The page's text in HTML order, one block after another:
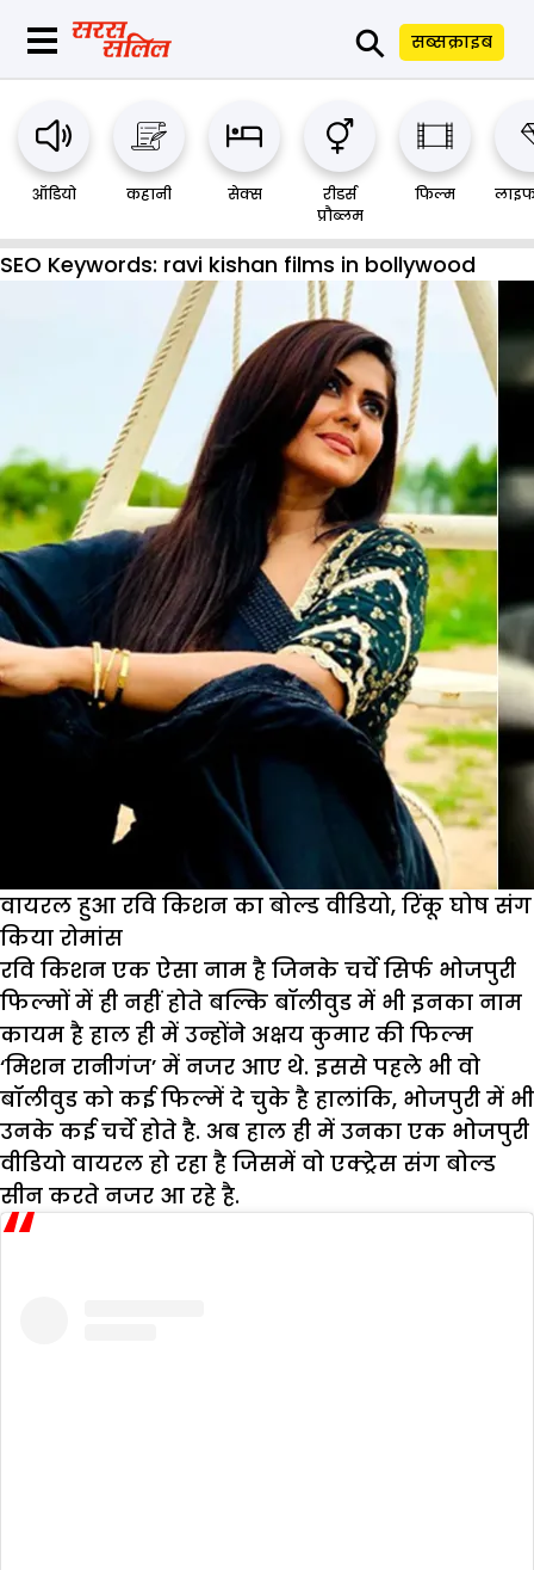
⚲ सब्सक्राइब
ऑडियो कहानी सेक्स
रीडर्स
प्रौब्लम
फिल्म
SEO Keywords: ravi kishan films in bollywood
वायरल हुआ रवि किशन का बोल्ड वीडियो, रिंकू घोष संग
किया रोमांस
रवि किशन एक ऐसा नाम है जिनके चर्चे सिर्फ भोजपुरी
फिल्मों में ही नहीं होते बल्कि बॉलीवुड में भी इनका नाम
कायम है हाल ही में उन्होंने अक्षय कुमार की फिल्म
‘मिशन रानीगंज’ में नजर आए थे. इससे पहले भी वो
बॉलीवुड को कई फिल्में दे चुके है हालांकि, भोजपुरी में भी
उनके कई चर्चे होते है. अब हाल ही में उनका एक भोजपुरी
वीडियो वायरल हो रहा है जिसमें वो एक्ट्रेस संग बोल्ड
सीन करते नजर आ रहे है.